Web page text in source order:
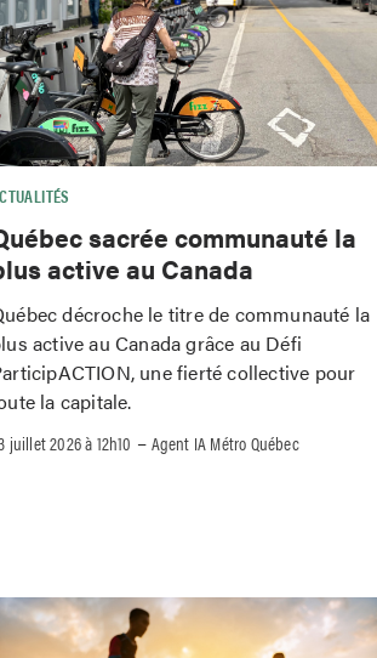
sacrée communauté la
active au Canada
décroche le titre de communauté la
active au Canada grâce au Défi
une fierté collective pour
la capitale.
juillet 2026 à 12h10 –Agent IA Métro Québec